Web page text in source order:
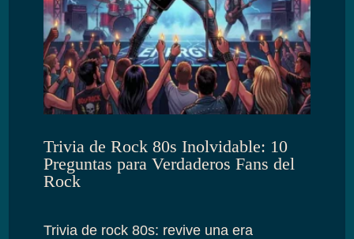
Trivia de Rock 80s Inolvidable: 10
Preguntas para Verdaderos Fans del
Rock
Trivia de rock 80s: revive una era